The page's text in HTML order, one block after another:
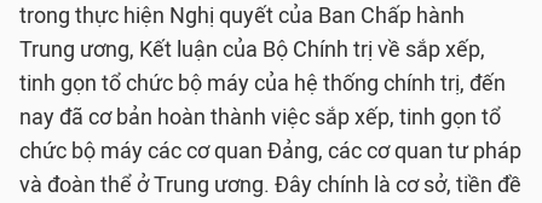
trong thực hiện Nghị quyết của Ban Chấp hành
Trung ương, Kết luận của Bộ Chính trị về sắp xếp,
tinh gọn tổ chức bộ máy của hệ thống chính trị, đến
nay đã cơ bản hoàn thành việc sắp xếp, tinh gọn tổ
chức bộ máy các cơ quan Đảng, các cơ quan tư pháp
và đoàn thể ở Trung ương. Đây chính là cơ sở, tiền đề